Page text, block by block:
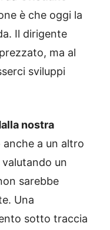
è che oggi la
Il dirigente
ma al
sviluppi
nostra
a un altro
un
sarebbe
Una
sotto traccia